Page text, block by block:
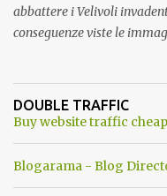
abbattere i Velivoli
conseguenze viste le
ancora una fantasia Nato o
una guerra mondiale che
DOUBLE TRAFFIC
Buy website traffic cheap
Blogarama - Blog